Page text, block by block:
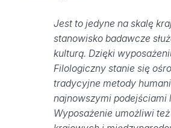
Jest to jedyne na skalę
stanowisko badawcze
kulturą. Dzięki
Filologiczny stanie się
tradycyjne metody
najnowszymi podejściami
Wyposażenie umożliwi